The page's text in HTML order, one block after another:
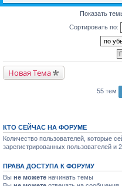
Показать
Сортировать по:
Новая Тема
55 тем
КТО СЕЙЧАС НА ФОРУМЕ
Количество пользователей, которые
зарегистрированных пользователей и
ПРАВА ДОСТУПА К ФОРУМУ
Вы не можете начинать темы